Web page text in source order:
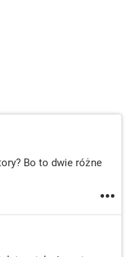
Bo to dwie różne